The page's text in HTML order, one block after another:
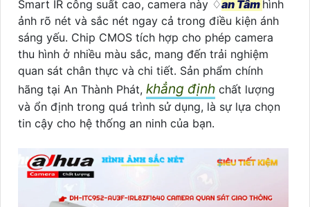
Smart IR công suất cao, camera này ♢an Tâm hình
ảnh rõ nét và sắc nét ngay cả trong điều kiện ánh
sáng yếu. Chip CMOS tích hợp cho phép camera
thu hình ở nhiều màu sắc, mang đến trải nghiệm
quan sát chân thực và chi tiết. Sản phẩm chính
hãng tại An Thành Phát, khẳng định chất lượng
và ổn định trong quá trình sử dụng, là sự lựa chọn
tin cậy cho hệ thống an ninh của bạn.